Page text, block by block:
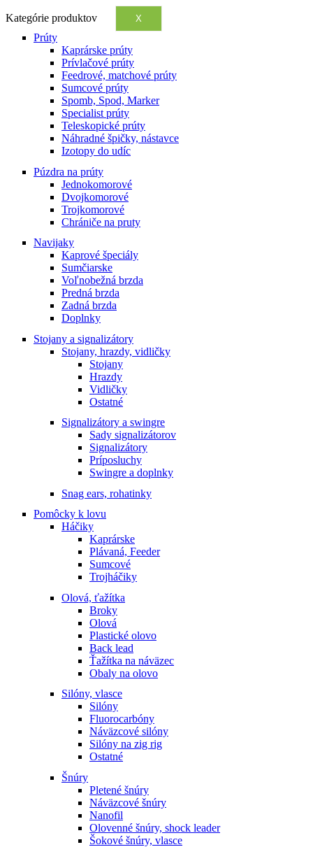
Kategórie produktov X
Prúty
Kaprárske prúty
Prívlačové prúty
Feedrové, matchové prúty
Sumcové prúty
Spomb, Spod, Marker
Specialist prúty
Teleskopické prúty
Náhradné špičky, nástavce
Izotopy do udíc
Púzdra na prúty
Jednokomorové
Dvojkomorové
Trojkomorové
Chrániče na pruty
Navijaky
Kaprové špeciály
Sumčiarske
Voľnobežná brzda
Predná brzda
Zadná brzda
Doplnky
Stojany a signalizátory
Stojany, hrazdy, vidličky
Stojany
Hrazdy
Vidličky
Ostatné
Signalizátory a swingre
Sady signalizátorov
Signalizátory
Príposluchy
Swingre a doplnky
Snag ears, rohatinky
Pomôcky k lovu
Háčiky
Kaprárske
Plávaná, Feeder
Sumcové
Trojháčiky
Olová, ťažítka
Broky
Olová
Plastické olovo
Back lead
Ťažítka na náväzec
Obaly na olovo
Silóny, vlasce
Silóny
Fluorocarbóny
Náväzcové silóny
Silóny na zig rig
Ostatné
Šnúry
Pletené šnúry
Náväzcové šnúry
Nanofil
Olovenné šnúry, shock leader
Šokové šnúry, vlasce